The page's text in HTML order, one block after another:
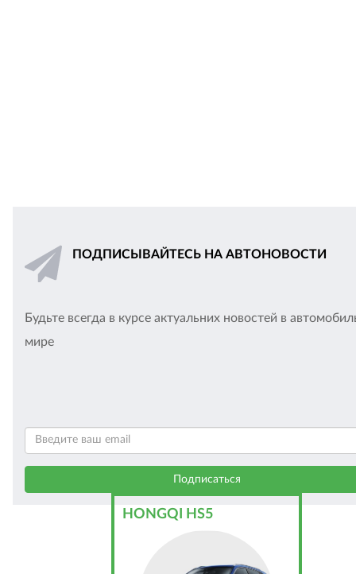
ПОДПИСЫВАЙТЕСЬ НА АВТОНОВОСТИ
Будьте всегда в курсе актуальних новостей в
мире
HONGQI HS5